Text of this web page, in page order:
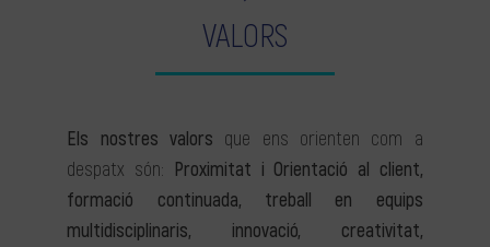
VALORS
Els nostres valors que ens orienten com a
despatx són: Proximitat i Orientació al client,
formació continuada, treball en equips
multidisciplinaris, innovació, creativitat,